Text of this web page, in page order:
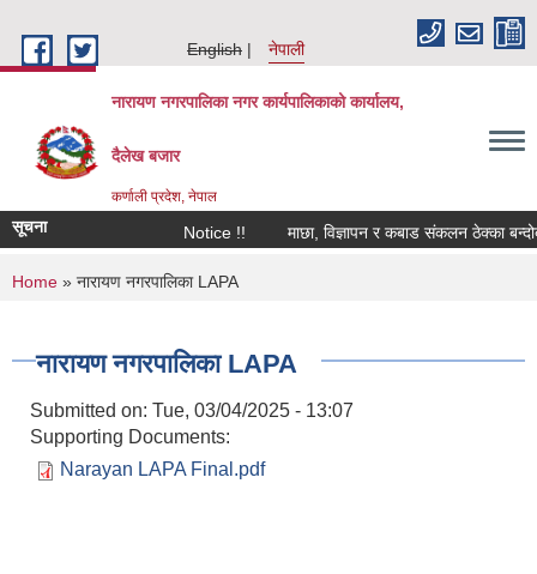
English
नेपाली
नारायण नगरपालिका नगर कार्यपालिकाको कार्यालय,
दैलेख बजार
कर्णाली प्रदेश, नेपाल
सूचना Notice !! माछा, विज्ञापन र कबाड संकलन ठेक्का
You are here
Home » नारायण नगरपालिका LAPA
नारायण नगरपालिका LAPA
Submitted on: Tue, 03/04/2025 - 13:07
Supporting Documents:
Narayan LAPA Final.pdf